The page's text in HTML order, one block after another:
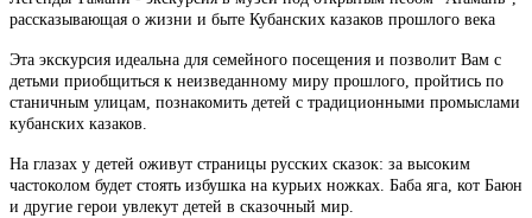
рассказывающая о жизни и быте Кубанских казаков прошлого века
Эта экскурсия идеальна для семейного посещения и позволит Вам с
детьми приобщиться к неизведанному миру прошлого, пройтись по
станичным улицам, познакомить детей с традиционными промыслами
кубанских казаков.
На глазах у детей оживут страницы русских сказок: за высоким
частоколом будет стоять избушка на курьих ножках. Баба яга, кот Баюн
и другие герои увлекут детей в сказочный мир.